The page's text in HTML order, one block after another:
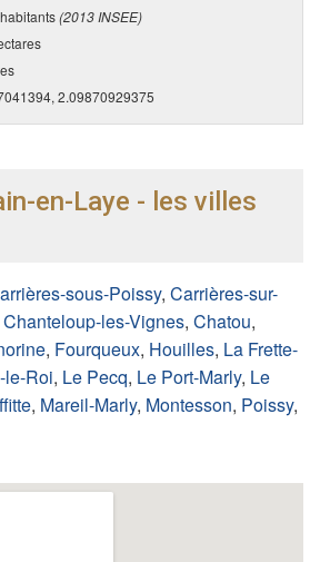
(2013 INSEE)
2.09870929375
en-Laye - les villes
sous-Poissy, Carrières-sur-
Chanteloup-les-Vignes, Chatou,
, Fourqueux, Houilles, La Frette-
le-Roi, Le Pecq, Le Port-Marly, Le
, Mareil-Marly, Montesson, Poissy,